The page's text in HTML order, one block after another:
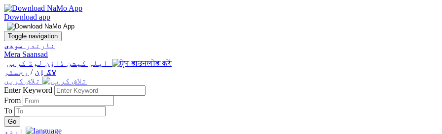
Download app
Toggle navigation
نارندر
مودی
Mera Saansad
اپلی کیشن ڈاؤن لوڈ کریں
لاگ اِن / رجسٹر
Enter Keyword
From
To